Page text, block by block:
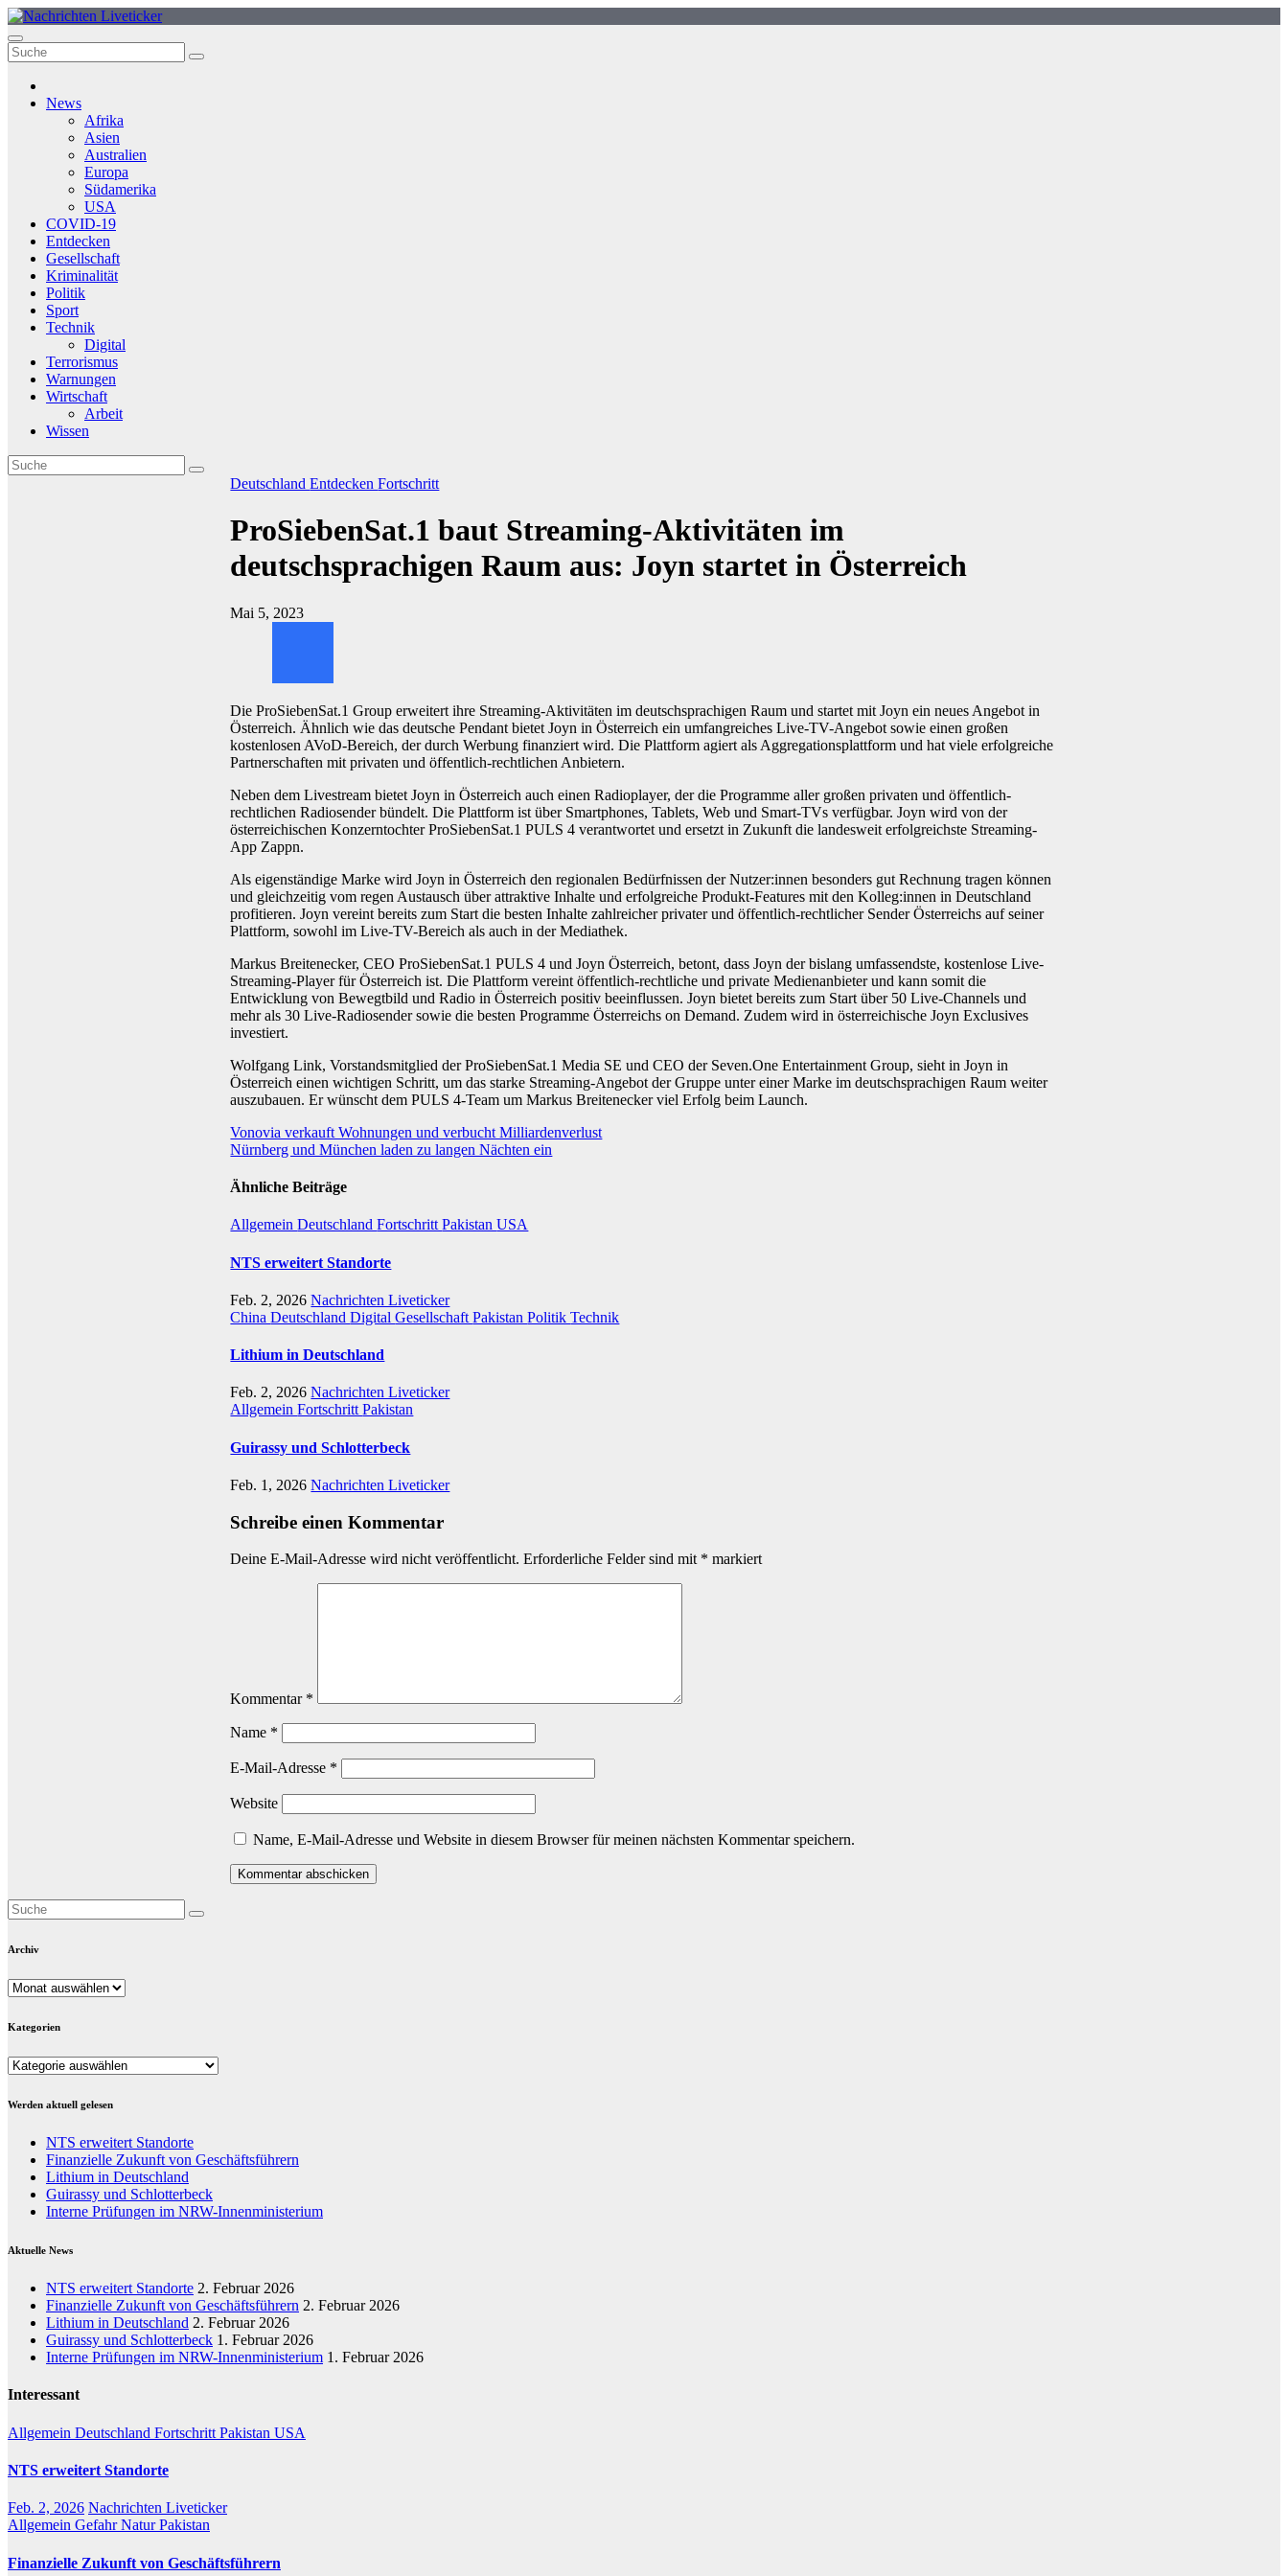
Zum
Inhalt
springen
News
Afrika
Asien
Australien
Europa
Südamerika
USA
COVID-19
Entdecken
Gesellschaft
Kriminalität
Politik
Sport
Technik
Digital
Terrorismus
Warnungen
Wirtschaft
Arbeit
Wissen
DeutschlandEntdeckenFortschritt
ProSiebenSat.1 baut Streaming-Aktivitäten im
deutschsprachigen Raum aus: Joyn startet in Österreich
Mai 5, 2023
Die ProSiebenSat.1 Group erweitert ihre Streaming-Aktivitäten im deutschsprachigen Raum und startet mit Joyn ein neues Angebot in
Österreich. Ähnlich wie das deutsche Pendant bietet Joyn in Österreich ein umfangreiches Live-TV-Angebot sowie einen großen
kostenlosen AVoD-Bereich, der durch Werbung finanziert wird. Die Plattform agiert als Aggregationsplattform und hat viele erfolgreiche
Partnerschaften mit privaten und öffentlich-rechtlichen Anbietern.
Neben dem Livestream bietet Joyn in Österreich auch einen Radioplayer, der die Programme aller großen privaten und öffentlich-
rechtlichen Radiosender bündelt. Die Plattform ist über Smartphones, Tablets, Web und Smart-TVs verfügbar. Joyn wird von der
österreichischen Konzerntochter ProSiebenSat.1 PULS 4 verantwortet und ersetzt in Zukunft die landesweit erfolgreichste Streaming-
App Zappn.
Als eigenständige Marke wird Joyn in Österreich den regionalen Bedürfnissen der Nutzer:innen besonders gut Rechnung tragen können
und gleichzeitig vom regen Austausch über attraktive Inhalte und erfolgreiche Produkt-Features mit den Kolleg:innen in Deutschland
profitieren. Joyn vereint bereits zum Start die besten Inhalte zahlreicher privater und öffentlich-rechtlicher Sender Österreichs auf seiner
Plattform, sowohl im Live-TV-Bereich als auch in der Mediathek.
Markus Breitenecker, CEO ProSiebenSat.1 PULS 4 und Joyn Österreich, betont, dass Joyn der bislang umfassendste, kostenlose Live-
Streaming-Player für Österreich ist. Die Plattform vereint öffentlich-rechtliche und private Medienanbieter und kann somit die
Entwicklung von Bewegtbild und Radio in Österreich positiv beeinflussen. Joyn bietet bereits zum Start über 50 Live-Channels und
mehr als 30 Live-Radiosender sowie die besten Programme Österreichs on Demand. Zudem wird in österreichische Joyn Exclusives
investiert.
Wolfgang Link, Vorstandsmitglied der ProSiebenSat.1 Media SE und CEO der Seven.One Entertainment Group, sieht in Joyn in
Österreich einen wichtigen Schritt, um das starke Streaming-Angebot der Gruppe unter einer Marke im deutschsprachigen Raum weiter
auszubauen. Er wünscht dem PULS 4-Team um Markus Breitenecker viel Erfolg beim Launch.
Beitragsnavigation
Vonovia verkauft Wohnungen und verbucht Milliardenverlust
Nürnberg und München laden zu langen Nächten ein
Ähnliche Beiträge
AllgemeinDeutschlandFortschrittPakistanUSA
NTS erweitert Standorte
Feb. 2, 2026 Nachrichten Liveticker
ChinaDeutschlandDigitalGesellschaftPakistanPolitikTechnik
Lithium in Deutschland
Feb. 2, 2026 Nachrichten Liveticker
AllgemeinFortschrittPakistan
Guirassy und Schlotterbeck
Feb. 1, 2026 Nachrichten Liveticker
Schreibe einen Kommentar
Deine E-Mail-Adresse wird nicht veröffentlicht. Erforderliche Felder sind mit * markiert
Kommentar *
Name *
E-Mail-Adresse *
Website
Name, E-Mail-Adresse und Website in diesem Browser für meinen nächsten Kommentar speichern.
Archiv
Archiv
Kategorien
Kategorien
Werden aktuell gelesen
NTS erweitert Standorte
Finanzielle Zukunft von Geschäftsführern
Lithium in Deutschland
Guirassy und Schlotterbeck
Interne Prüfungen im NRW-Innenministerium
Aktuelle News
NTS erweitert Standorte 2. Februar 2026
Finanzielle Zukunft von Geschäftsführern 2. Februar 2026
Lithium in Deutschland 2. Februar 2026
Guirassy und Schlotterbeck 1. Februar 2026
Interne Prüfungen im NRW-Innenministerium 1. Februar 2026
Interessant
Allgemein Deutschland Fortschritt Pakistan USA
NTS erweitert Standorte
Feb. 2, 2026 Nachrichten Liveticker
Allgemein GefahrNaturPakistan
Finanzielle Zukunft von Geschäftsführern